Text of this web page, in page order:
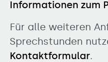
Informationen zum
Für alle weiteren
Sprechstunden
Kontaktformular.